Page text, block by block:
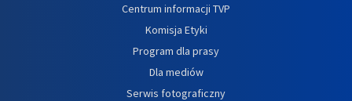
Centrum informacji TVP
Komisja Etyki
Program dla prasy
Dla mediów
Serwis fotograficzny